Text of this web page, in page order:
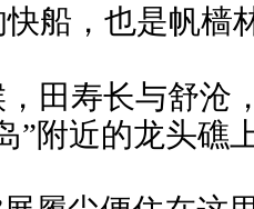
快船，也是帆樯
田寿长与舒沧
”附近的龙头礁